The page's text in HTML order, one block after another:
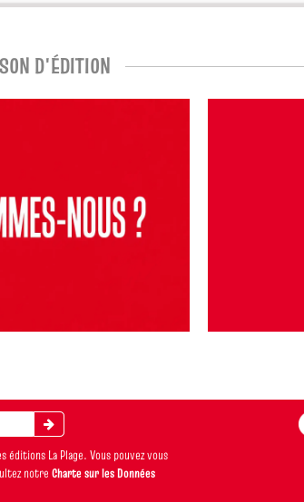
D'ÉDITION
La Plage. Vous pouvez vous
notre Charte sur les Données